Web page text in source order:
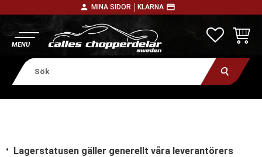
person MINA SIDOR │ KLARNA payment
Lagerstatusen gäller generellt våra leverantörers